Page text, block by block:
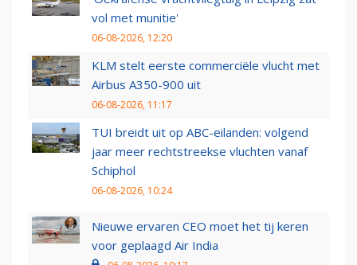
vol met munitie'
06-08-2026, 12:20
KLM stelt eerste commerciële vlucht met
Airbus A350-900 uit
06-08-2026, 11:17
TUI breidt uit op ABC-eilanden: volgend
jaar meer rechtstreekse vluchten vanaf
Schiphol
06-08-2026, 10:24
Nieuwe ervaren CEO moet het tij keren
voor geplaagd Air India